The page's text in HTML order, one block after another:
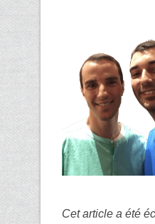
Cet article a été